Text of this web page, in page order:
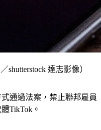
達志影像）
通過法案，禁止聯邦雇員
TikTok。